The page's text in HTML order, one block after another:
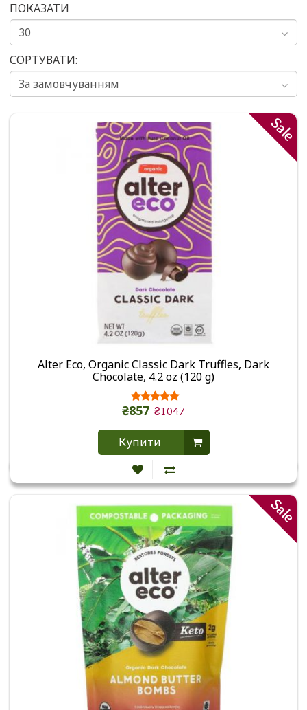
ПОКАЗАТИ
СОРТУВАТИ:
Sale
Alter Eco, Organic Classic Dark Truffles, Dark
Chocolate, 4.2 oz (120 g)
₴857 ₴1047
Купити
Sale